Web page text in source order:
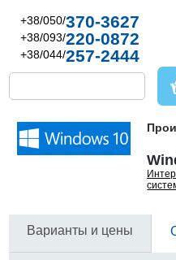
+38/050/370-3627
+38/093/220-0872
+38/044/257-2444
Варианты и цены